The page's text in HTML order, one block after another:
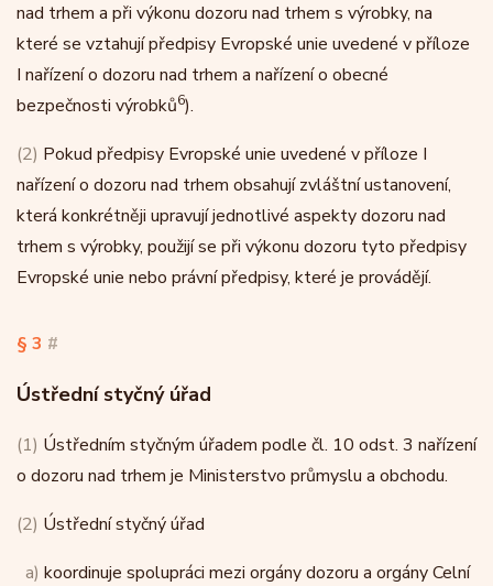
nad trhem a při výkonu dozoru nad trhem s výrobky, na
které se vztahují předpisy Evropské unie uvedené v příloze
I nařízení o dozoru nad trhem a nařízení o obecné
bezpečnosti výrobků6).
(2) Pokud předpisy Evropské unie uvedené v příloze I
nařízení o dozoru nad trhem obsahují zvláštní ustanovení,
která konkrétněji upravují jednotlivé aspekty dozoru nad
trhem s výrobky, použijí se při výkonu dozoru tyto předpisy
Evropské unie nebo právní předpisy, které je provádějí.
§ 3 #
Ústřední styčný úřad
(1) Ústředním styčným úřadem podle čl. 10 odst. 3 nařízení
o dozoru nad trhem je Ministerstvo průmyslu a obchodu.
(2) Ústřední styčný úřad
a) koordinuje spolupráci mezi orgány dozoru a orgány Celní